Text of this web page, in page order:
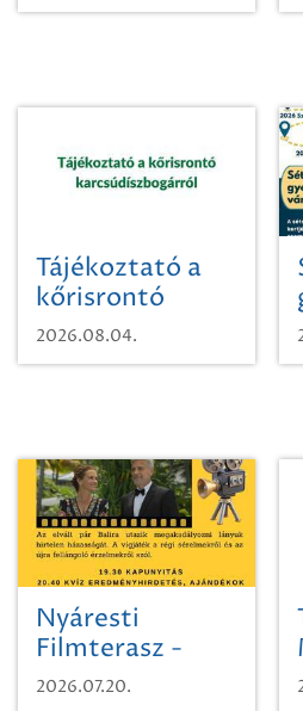
Tájékoztató a
kőrisrontó
karcsúdíszbogárról
2026.08.04.
Nyáresti
Filmterasz -
Beugró a
2026.07.20.